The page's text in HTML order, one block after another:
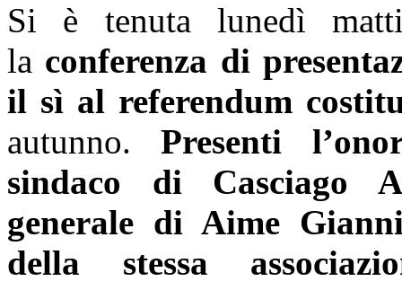
Si è tenuta lunedì
la conferenza di
il sì al referendum
autunno.Presenti
sindaco di Casciago
generale di Aime
della stessa